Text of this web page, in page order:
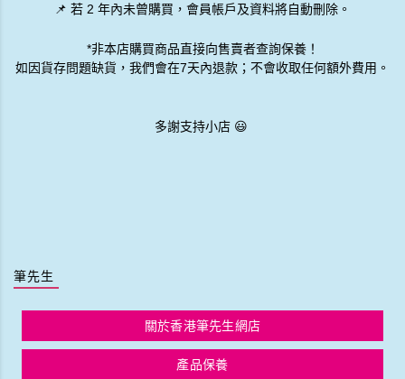
📌 若 2 年內未曾購買，會員帳戶及資料將自動刪除。
*非本店購買商品直接向售賣者查詢保養！
如因貨存問題缺貨，我們會在7天內退款；不會收取任何額外費用。
多謝支持小店 😃
筆先生
關於香港筆先生網店
產品保養